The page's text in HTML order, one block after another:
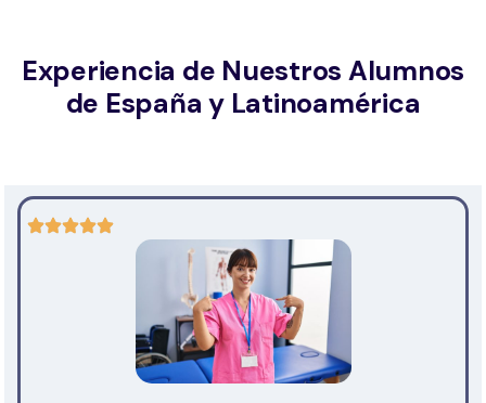
Experiencia de Nuestros Alumnos
de España y Latinoamérica